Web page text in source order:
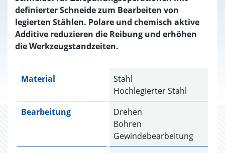
definierter Schneide zum Bearbeiten von
legierten Stählen. Polare und chemisch aktive
Additive reduzieren die Reibung und erhöhen
die Werkzeugstandzeiten.
Material
Stahl
Hochlegierter Stahl
Bearbeitung
Drehen
Bohren
Gewindebearbeitung